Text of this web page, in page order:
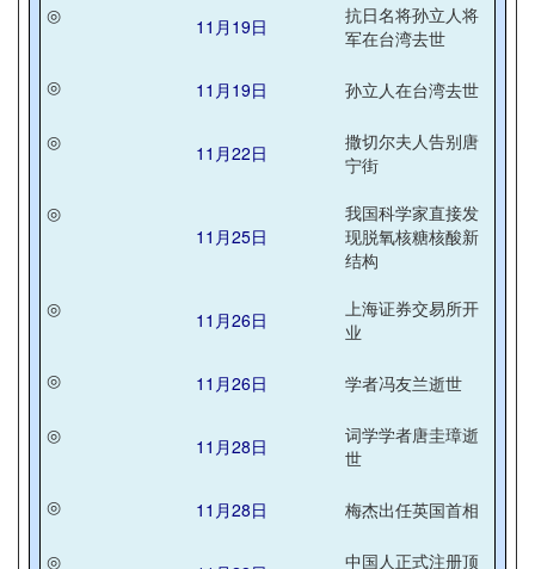
◎
11月19日
抗日名将孙立人将
军在台湾去世
◎
11月19日 孙立人在台湾去世
◎ 11月22日
撒切尔夫人告别唐
宁街
◎
11月25日
我国科学家直接发
现脱氧核糖核酸新
结构
◎
11月26日
上海证券交易所开
业
◎
11月26日 学者冯友兰逝世
◎ 11月28日
词学学者唐圭璋逝
世
◎
11月28日 梅杰出任英国首相
◎
中国人正式注册顶